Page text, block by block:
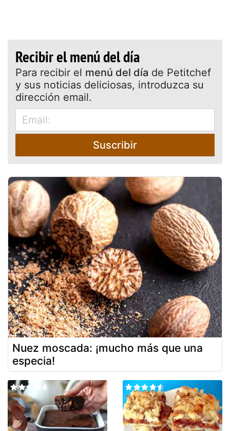
Recibir el menú del día
Para recibir el menú del día de Petitchef
y sus noticias deliciosas, introduzca su
dirección email.
Suscribir
Nuez moscada: ¡mucho más que una
especia!